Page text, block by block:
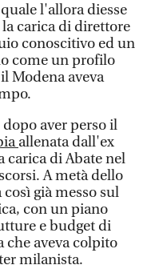
l'allora diesse
carica di direttore
conoscitivo ed un
come un profilo
Modena aveva
aver perso il
allenata dall'ex
carica di Abate nel
A metà dello
già messo sul
con un piano
e budget di
aveva colpito
milanista.